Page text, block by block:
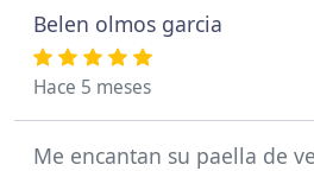
Belen olmos garcia
Hace 5 meses
Me encantan su paella de